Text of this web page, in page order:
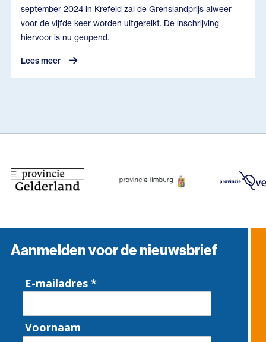
september 2024 in Krefeld zal de Grenslandprijs alweer
voor de vijfde keer worden uitgereikt. De inschrijving
hiervoor is nu geopend.
Lees meer
Aanmelden voor de nieuwsbrief
E-mailadres *
Voornaam